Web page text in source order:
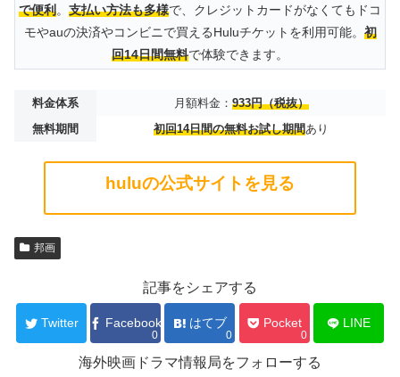
で便利。 支払い方法も多様で、クレジットカードがなくてもドコ
モやauの決済やコンビニで買えるHuluチケットを利用可能。 初
回14日間無料で体験できます。
料金体系 月額料金： 933円（税抜）
無料期間
初回14日間の無料お試し期間あり
huluの公式サイトを見る
邦画
記事をシェアする
Twitter Facebook
0
はてブ
0
Pocket
0
LINE
海外映画ドラマ情報局をフォローする